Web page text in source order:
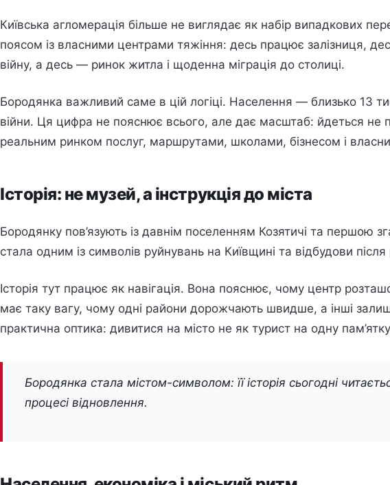
Київська агломерація більше не виглядає як набір випадкових
поясом із власними центрами тяжіння: десь працює залізниця,
війну, а десь — ринок житла і щоденна міграція до столиці.
Бородянка важливий саме в цій логіці. Населення — близько 13
війни. Ця цифра не пояснює всього, але дає масштаб: йдеться не
реальним ринком послуг, маршрутами, школами, бізнесом і
Історія: не музей, а інструкція до міста
Бородянку пов’язують із давнім поселенням Козятичі та першою
стала одним із символів руйнувань на Київщині та відбудови після
Історія тут працює як навігація. Вона пояснює, чому центр
має таку вагу, чому одні райони дорожчають швидше, а інші
практична оптика: дивитися на місто не як турист на одну
Бородянка стала містом-символом: її історія сьогодні
процесі відновлення.